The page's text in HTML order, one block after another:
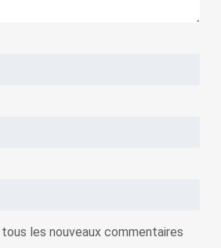
les nouveaux commentaires